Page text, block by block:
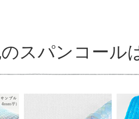
スパンコール